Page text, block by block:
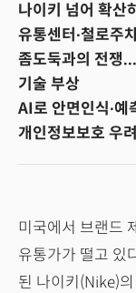
나이키 넘어 확산
유통센터∙철로주
좀도둑과의 전쟁
기술 부상
AI로 안면인식∙예
개인정보보호 우
미국에서 브랜드
유통가가 떨고 있
된 나이키(Nike)